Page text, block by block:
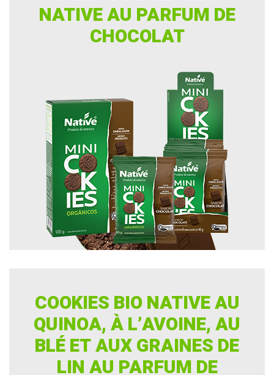
NATIVE AU PARFUM DE
CHOCOLAT
COOKIES BIO NATIVE AU
QUINOA, À L’AVOINE, AU
BLÉ ET AUX GRAINES DE
LIN AU PARFUM DE